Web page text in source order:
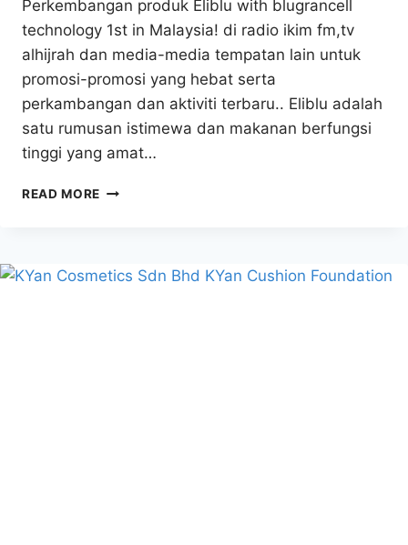
Perkembangan produk Eliblu with blugrancell
technology 1st in Malaysia! di radio ikim fm,tv
alhijrah dan media-media tempatan lain untuk
promosi-promosi yang hebat serta
perkambangan dan aktiviti terbaru.. Eliblu adalah
satu rumusan istimewa dan makanan berfungsi
tinggi yang amat…
READ MORE ELIBLU
ELIGOL